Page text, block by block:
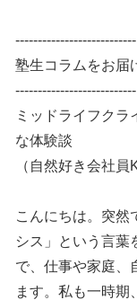
---------------------------
塾生コラムをお届
---------------------------
ミッドライフク
な体験談
（自然好き会社員K
こんにちは。突然
シス」という言葉
で、仕事や家庭、
ます。私も一時期